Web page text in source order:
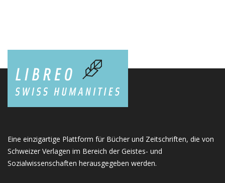
Eine einzigartige Plattform für Bücher und Zeitschriften, die von
Schweizer Verlagen im Bereich der Geistes- und
Sozialwissenschaften herausgegeben werden.